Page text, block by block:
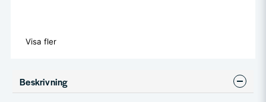
Visa fler
Beskrivning